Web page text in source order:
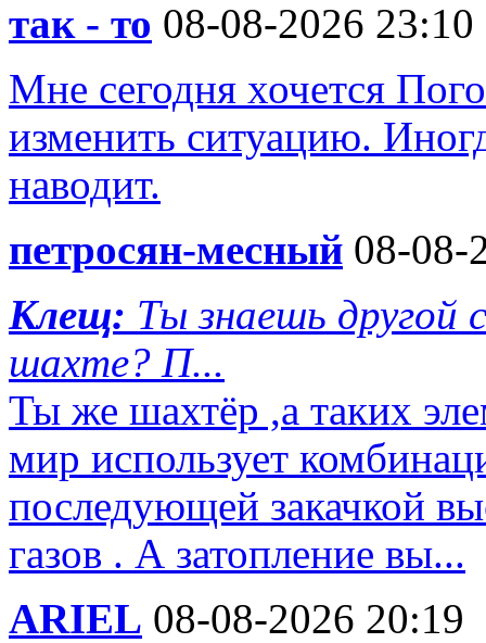
так - то 08-08-2026 23:10
Мне сегодня хочется
изменить ситуацию.
наводит.
петросян-месный 08-08-
Клещ: Ты знаешь
шахте? П...
Ты же шахтёр ,а таких
мир использует
последующей закачкой
газов . А затопление вы...
ARIEL 08-08-2026 20:19